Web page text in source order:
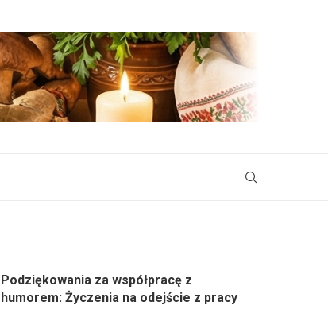
Podziękowania za współpracę z
humorem: Życzenia na odejście z pracy